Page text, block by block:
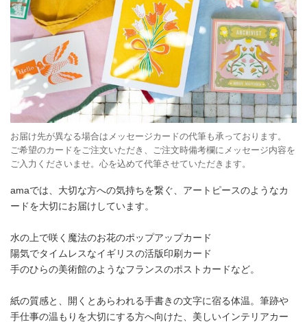
お届け先が異なる場合はメッセージカードの代筆も承っております。
ご希望のカードをご注文いただき、ご注文時備考欄にメッセージ内容を
ご入力くださいませ。心を込めて代筆させていただきます。
amaでは、大切な方への気持ちを繋ぐ、アートピースのようなカ
ードを大切にお届けしています。
水の上で咲く魔法のお花のポップアップカード
陽気でタイムレスなイギリスの活版印刷カード
手のひらの美術館のようなフランスのポストカードなど。
紙の質感と、開くとあらわれる手書きの文字に宿る体温。筆跡や
手仕事の温もりを大切にする方へ向けた、美しいインテリアカー